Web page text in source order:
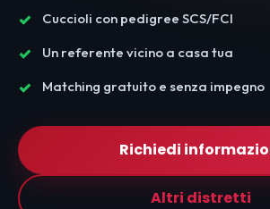
Cuccioli con pedigree SCS/FCI
Un referente vicino a casa tua
Matching gratuito e senza impegno
Richiedi
Altri distretti